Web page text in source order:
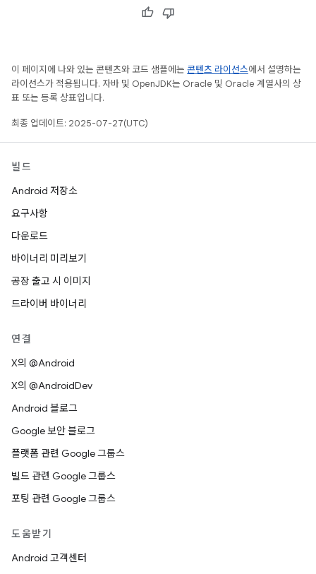
이 페이지에 나와 있는 콘텐츠와 코드 샘플에는 콘텐츠 라이선스에서 설명하는
라이선스가 적용됩니다. 자바 및 OpenJDK는 Oracle 및 Oracle 계열사의 상
표 또는 등록 상표입니다.
최종 업데이트: 2025-07-27(UTC)
빌드
Android 저장소
요구사항
다운로드
바이너리 미리보기
공장 출고 시 이미지
드라이버 바이너리
연결
X의 @Android
X의 @AndroidDev
Android 블로그
Google 보안 블로그
플랫폼 관련 Google 그룹스
빌드 관련 Google 그룹스
포팅 관련 Google 그룹스
도움받기
Android 고객센터